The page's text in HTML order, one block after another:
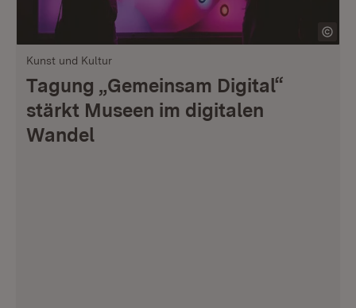
Kunst und Kultur
Tagung „Gemeinsam Digital“
stärkt Museen im digitalen
Wandel